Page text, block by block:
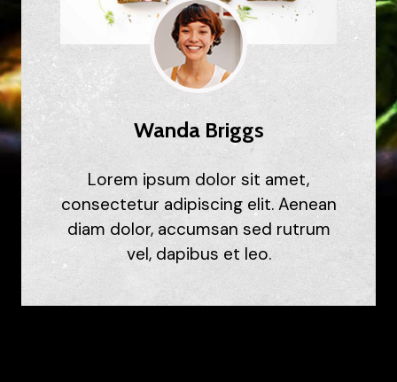
Wanda Briggs
Lorem ipsum dolor sit amet,
consectetur adipiscing elit. Aenean
diam dolor, accumsan sed rutrum
vel, dapibus et leo.